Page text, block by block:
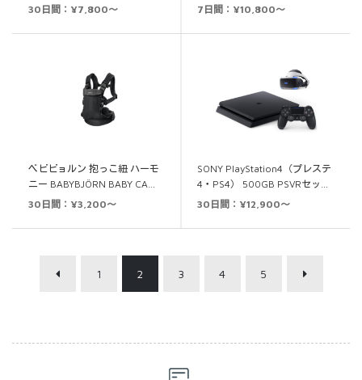
30日間：¥7,800～
7日間：¥10,800～
ベビビョルン 抱っこ紐 ハーモ
ニー BABYBJÖRN BABY CA…
30日間：¥3,200～
SONY PlayStation4（プレステ
4・PS4） 500GB PSVRセッ…
30日間：¥12,900～
1 2 3 4 5